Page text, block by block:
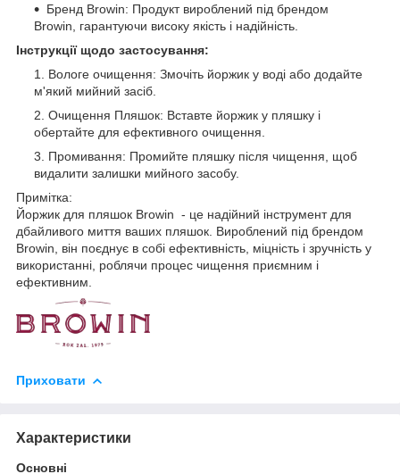
Бренд Browin: Продукт вироблений під брендом
Browin, гарантуючи високу якість і надійність.
Інструкції щодо застосування:
Вологе очищення: Змочіть йоржик у воді або додайте
м'який мийний засіб.
Очищення Пляшок: Вставте йоржик у пляшку і
обертайте для ефективного очищення.
Промивання: Промийте пляшку після чищення, щоб
видалити залишки мийного засобу.
Примітка:
Йоржик для пляшок Browin - це надійний інструмент для
дбайливого миття ваших пляшок. Вироблений під брендом
Browin, він поєднує в собі ефективність, міцність і зручність у
використанні, роблячи процес чищення приємним і
ефективним.
Приховати
Характеристики
Основні